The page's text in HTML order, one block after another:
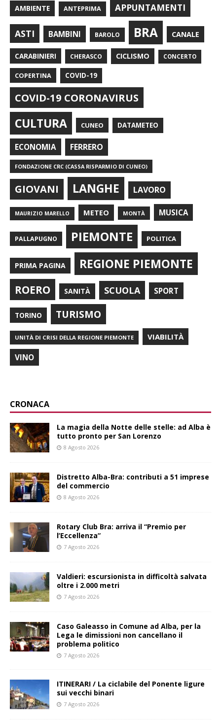
AMBIENTE ANTEPRIMA APPUNTAMENTI
ASTI BAMBINI BAROLO BRA CANALE
CARABINIERI CHERASCO CICLISMO CONCERTO
COPERTINA COVID-19
COVID-19 CORONAVIRUS
CULTURA CUNEO DATAMETEO
ECONOMIA FERRERO
FONDAZIONE CRC (CASSA RISPARMIO DI CUNEO)
GIOVANI LANGHE LAVORO
MAURIZIO MARELLO METEO MONTÀ MUSICA
PALLAPUGNO PIEMONTE POLITICA
PRIMA PAGINA REGIONE PIEMONTE
ROERO SANITÀ SCUOLA SPORT
TORINO TURISMO
UNITÀ DI CRISI DELLA REGIONE PIEMONTE VIABILITÀ
VINO
CRONACA
La magia della Notte delle stelle: ad Alba è
tutto pronto per San Lorenzo
8 Agosto 2026
Distretto Alba-Bra: contributi a 51 imprese
del commercio
8 Agosto 2026
Rotary Club Bra: arriva il “Premio per
l’Eccellenza”
7 Agosto 2026
Valdieri: escursionista in difficoltà salvata
oltre i 2.000 metri
7 Agosto 2026
Caso Galeasso in Comune ad Alba, per la
Lega le dimissioni non cancellano il
problema politico
7 Agosto 2026
ITINERARI / La ciclabile del Ponente ligure
sui vecchi binari
7 Agosto 2026